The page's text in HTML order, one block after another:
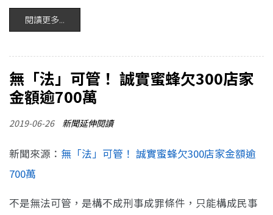
閱讀更多...
無「法」可管！ 誠實蜜蜂欠300店家
金額逾700萬
2019-06-26 新聞延伸閱讀
新聞來源： 無「法」可管！ 誠實蜜蜂欠300店家金額逾
700萬
不是無法可管，是構不成刑事成罪條件，只能構成民事